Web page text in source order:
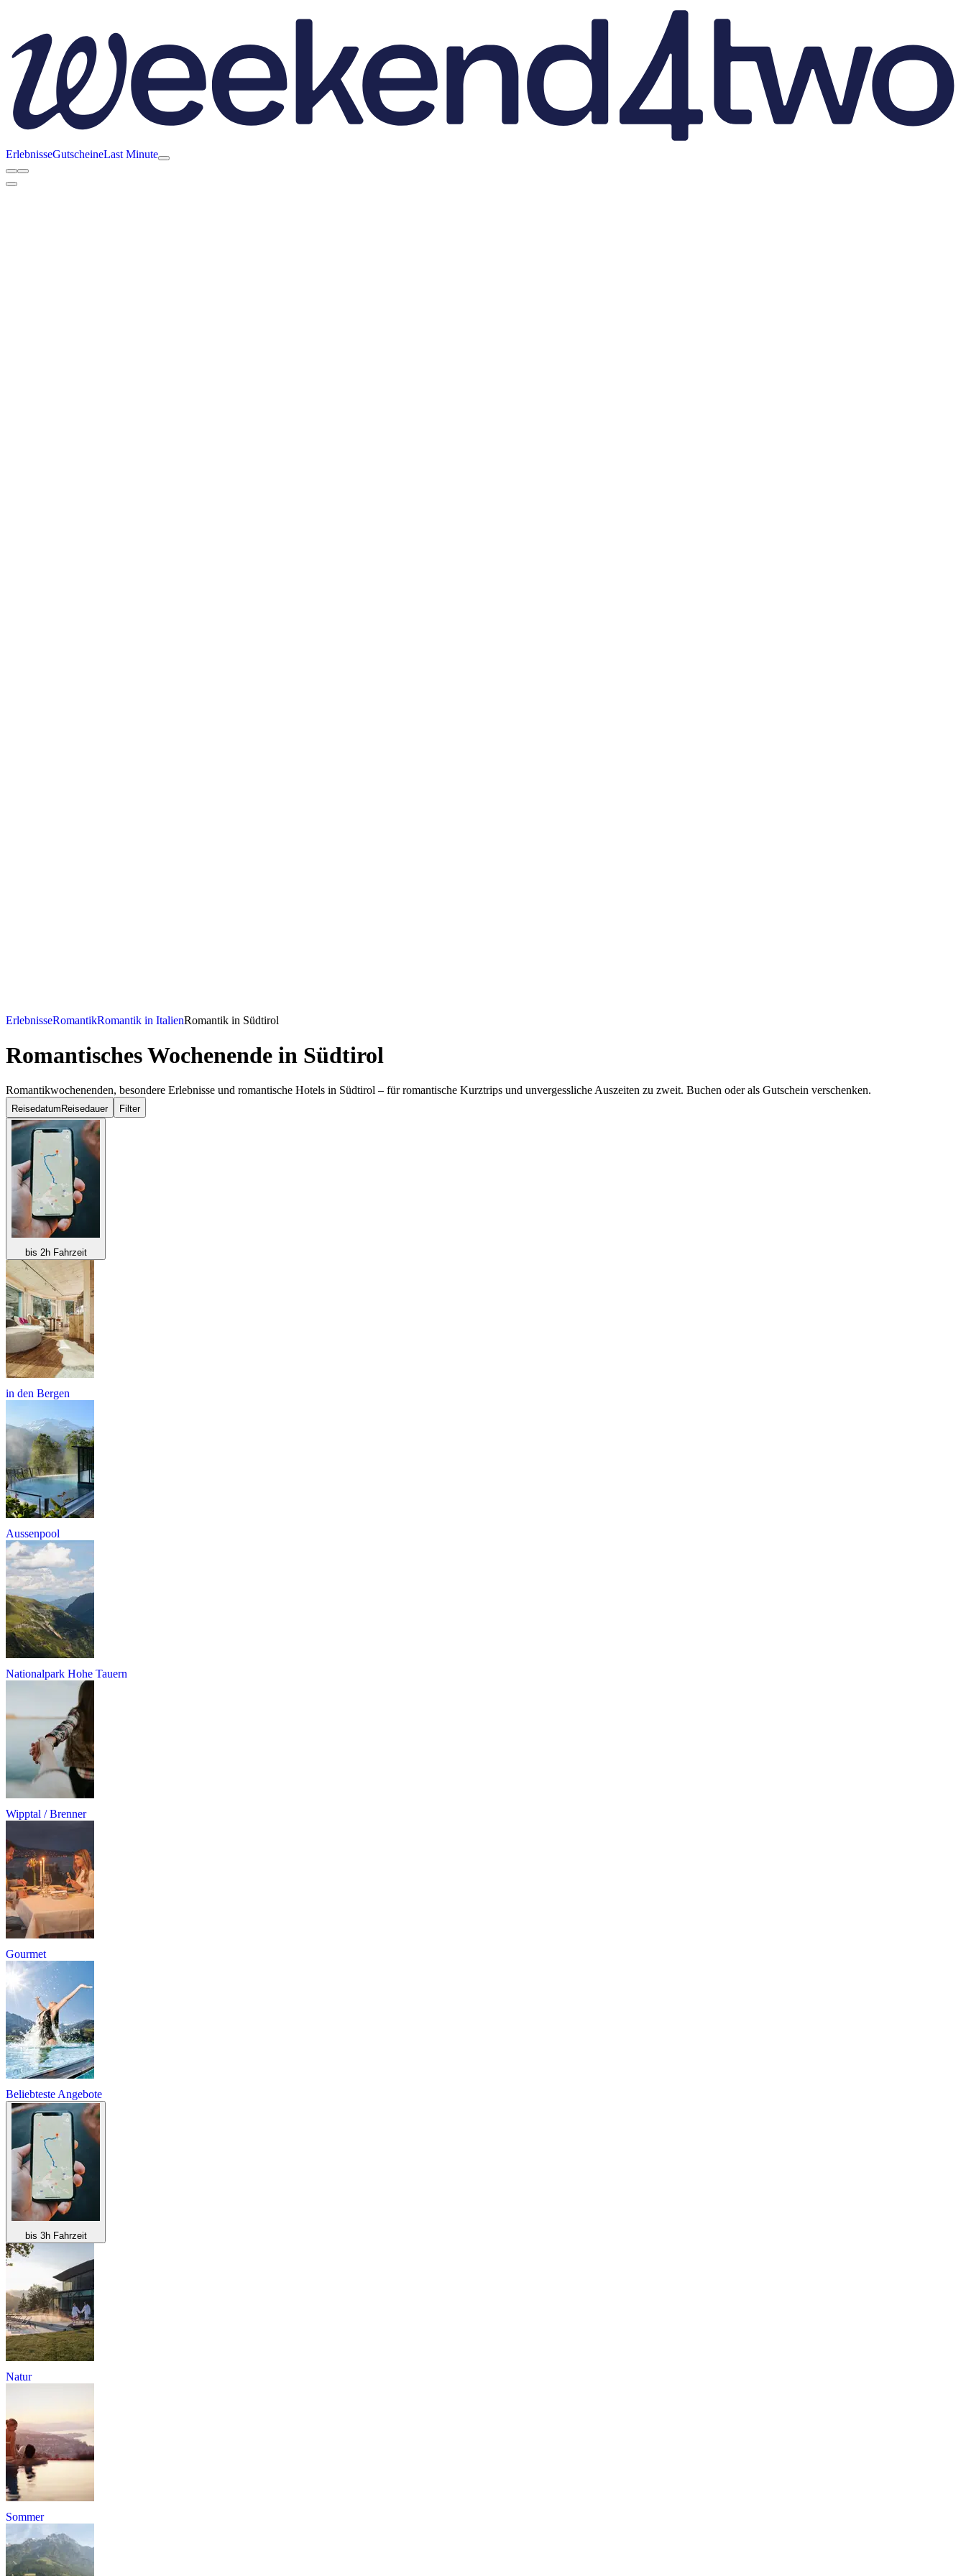
ErlebnisseGutscheineLast Minute
ErlebnisseRomantikRomantik in ItalienRomantik in Südtirol
Romantisches Wochenende in Südtirol
Romantikwochenenden, besondere Erlebnisse und romantische Hotels in Südtirol – für romantische Kurztrips und unvergessliche Auszeiten zu zweit. Buchen oder als Gutschein verschenken.
Reisedatum Reisedauer Filter
bis 2h Fahrzeit
in den Bergen
Aussenpool
Nationalpark Hohe Tauern
Wipptal / Brenner
Gourmet
Beliebteste Angebote
bis 3h Fahrzeit
Natur
Sommer